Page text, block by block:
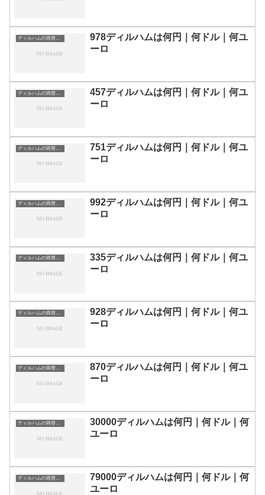
ディルハムの両替目安
978ディルハムは何円｜何ドル｜何ユ
ーロ
ディルハムの両替目安
457ディルハムは何円｜何ドル｜何ユ
ーロ
ディルハムの両替目安
751ディルハムは何円｜何ドル｜何ユ
ーロ
ディルハムの両替目安
992ディルハムは何円｜何ドル｜何ユ
ーロ
ディルハムの両替目安
335ディルハムは何円｜何ドル｜何ユ
ーロ
ディルハムの両替目安
928ディルハムは何円｜何ドル｜何ユ
ーロ
ディルハムの両替目安
870ディルハムは何円｜何ドル｜何ユ
ーロ
ディルハムの両替目安
30000ディルハムは何円｜何ドル｜何
ユーロ
ディルハムの両替目安
79000ディルハムは何円｜何ドル｜何
ユーロ